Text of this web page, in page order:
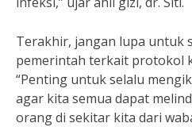
Terakhir, jangan lupa untuk
pemerintah terkait protokol
“Penting untuk selalu
agar kita semua dapat
orang di sekitar kita dari